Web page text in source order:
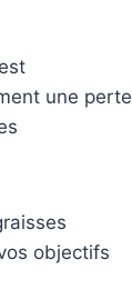
une perte
objectifs